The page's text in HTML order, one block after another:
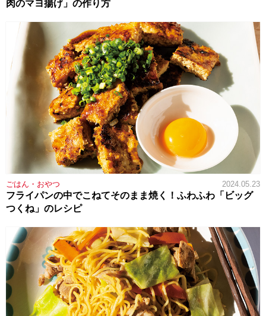
肉のマヨ揚げ」の作り方
ごはん・おやつ 2024.05.23
フライパンの中でこねてそのまま焼く！ふわふわ「ビッグ
つくね」のレシピ